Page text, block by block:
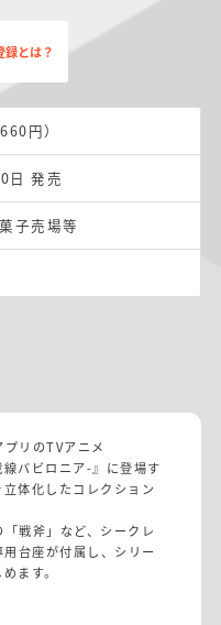
録とは？
円）
日 発売
子売場等
リのTVアニメ
バビロニア-』に登場す
体化したコレクション
戦斧」など、シークレ
台座が付属し、シリー
ます。